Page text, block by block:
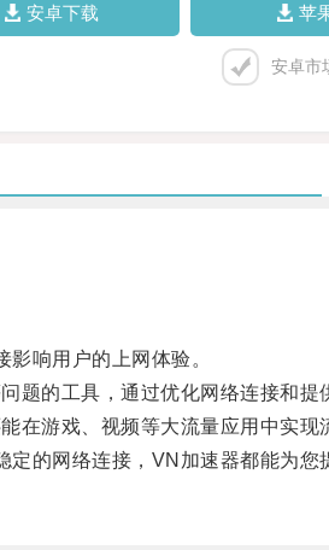
安卓下载 苹
安卓市
响用户的上网体验。
的工具，通过优化网络连接和提
游戏、视频等大流量应用中实现
网络连接，VN加速器都能为您